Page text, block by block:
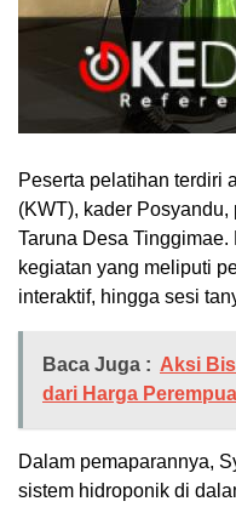
Peserta pelatihan terdiri
(KWT), kader
Taruna Desa
kegiatan yang meliputi
interaktif, hingga sesi
Baca Juga : Aksi
dari Harga
Dalam pemaparannya,
sistem hidroponik di